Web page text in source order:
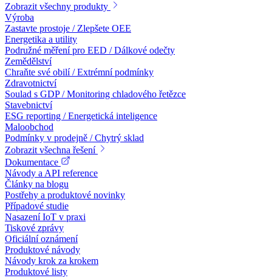
Zobrazit všechny produkty
Výroba
Zastavte prostoje / Zlepšete OEE
Energetika a utility
Podružné měření pro EED / Dálkové odečty
Zemědělství
Chraňte své obilí / Extrémní podmínky
Zdravotnictví
Soulad s GDP / Monitoring chladového řetězce
Stavebnictví
ESG reporting / Energetická inteligence
Maloobchod
Podmínky v prodejně / Chytrý sklad
Zobrazit všechna řešení
Dokumentace
Návody a API reference
Články na blogu
Postřehy a produktové novinky
Případové studie
Nasazení IoT v praxi
Tiskové zprávy
Oficiální oznámení
Produktové návody
Návody krok za krokem
Produktové listy